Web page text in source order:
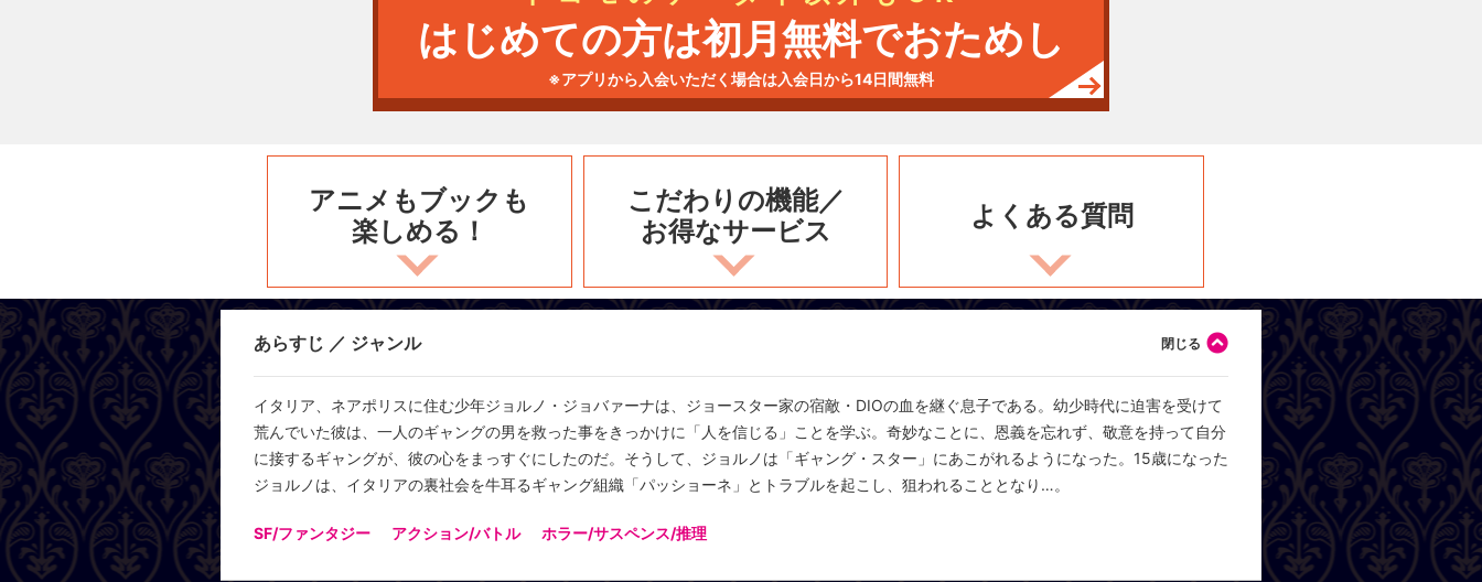
はじめての方は初月無料でおためし
※アプリから入会いただく場合は入会日から14日間無料
アニメもブックも
楽しめる！
こだわりの機能／
お得なサービス
よくある質問
あらすじ ／ ジャンル
イタリア、ネアポリスに住む少年ジョルノ・ジョバァーナは、ジョースター家の宿敵・DIOの血を継ぐ息子である。幼少時代に迫害を受けて
荒んでいた彼は、一人のギャングの男を救った事をきっかけに「人を信じる」ことを学ぶ。奇妙なことに、恩義を忘れず、敬意を持って自分
に接するギャングが、彼の心をまっすぐにしたのだ。そうして、ジョルノは「ギャング・スター」にあこがれるようになった。15歳になった
ジョルノは、イタリアの裏社会を牛耳るギャング組織「パッショーネ」とトラブルを起こし、狙われることとなり…。
SF/ファンタジー アクション/バトル ホラー/サスペンス/推理